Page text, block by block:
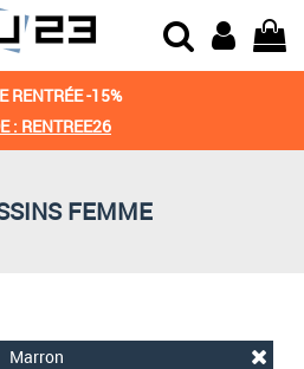
RENTRÉE -15%
: RENTREE26
FEMME
Marron